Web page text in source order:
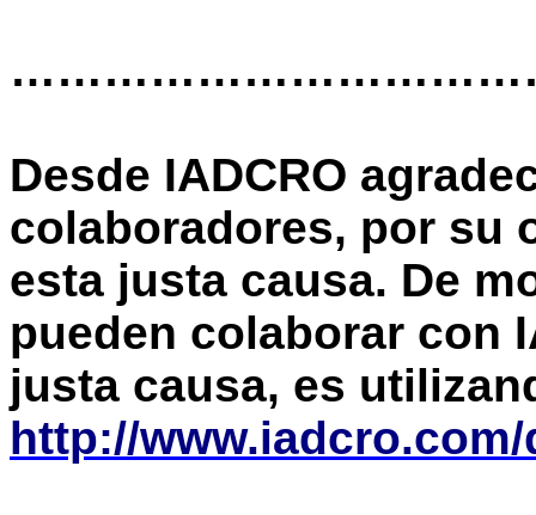
Desde IADCRO
colaboradores, por su
esta justa causa. De
pueden colaborar con
justa causa, es
http://